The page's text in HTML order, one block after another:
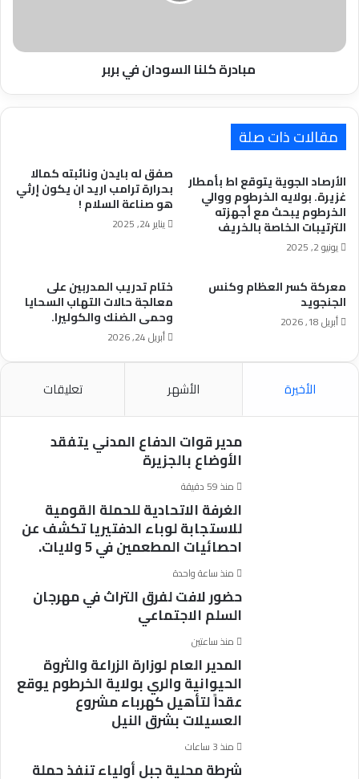
مبادرة كلنا السودان في بربر
مقالات ذات صلة
الأرصاد الجوية يتوقع اط بأمطار
غزيرة. بولايه الخرطوم ووالي
الخرطوم يبحث مع أجهزته
الترتيبات الخاصة بالخريف
يونيو 2, 2025
صفق له بايدن ونائبته كمالا
بحرارة ترامب اريد ان يكون إرثي
هو صناعة السلام !
يناير 24, 2025
معركة كسر العظام وكنس
الجنجويد
أبريل 18, 2026
ختام تدريب المدربين على
معالجة حالات التهاب السحايا
وحمى الضنك والكوليرا.
أبريل 24, 2026
الأخيرة الأشهر تعليقات
مدير قوات الدفاع المدني يتفقد
الأوضاع بالجزيرة
منذ 59 دقيقة
الغرفة الاتحادية للحملة القومية
للاستجابة لوباء الدفتيريا تكشف عن
احصائيات المطعمين في 5 ولايات.
منذ ساعة واحدة
حضور لافت لفرق التراث في مهرجان
السلم الاجتماعي
منذ ساعتين
المدير العام لوزارة الزراعة والثروة
الحيوانية والري بولاية الخرطوم يوقع
عقداً لتأهيل كهرباء مشروع
العسيلات بشرق النيل
منذ 3 ساعات
شرطة محلية جبل أولياء تنفذ حملة